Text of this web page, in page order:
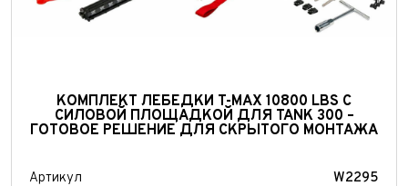
КОМПЛЕКТ ЛЕБЕДКИ T-MAX 10800 LBS С
СИЛОВОЙ ПЛОЩАДКОЙ ДЛЯ TANK 300 –
ГОТОВОЕ РЕШЕНИЕ ДЛЯ СКРЫТОГО МОНТАЖА
Артикул W2295
Обратная связь
ФИО*
Телефон*
Заявка на оценку
ФИО*